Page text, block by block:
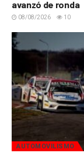
avanzó de ronda
08/08/2026 10
AUTOMOVILISMO